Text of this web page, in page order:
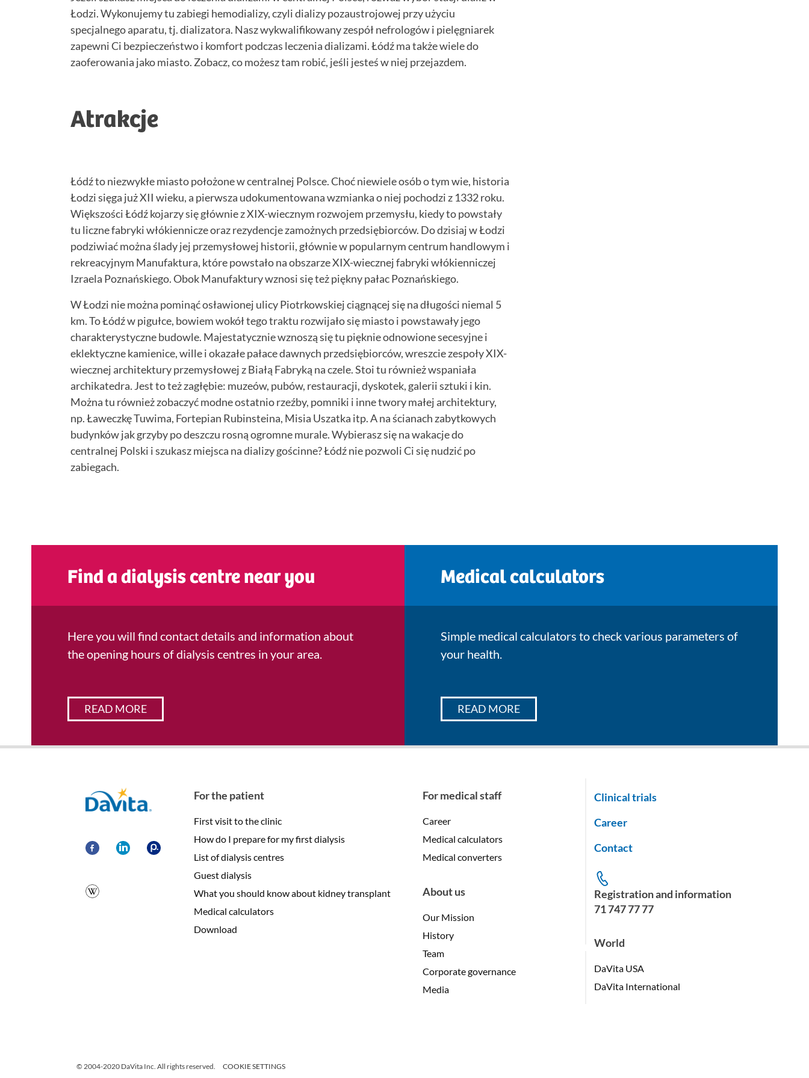
Łodzi. Wykonujemy tu zabiegi hemodializy, czyli dializy pozaustrojowej przy użyciu
specjalnego aparatu, tj. dializatora. Nasz wykwalifikowany zespół nefrologów i pielęgniarek
zapewni Ci bezpieczeństwo i komfort podczas leczenia dializami. Łódź ma także wiele do
zaoferowania jako miasto. Zobacz, co możesz tam robić, jeśli jesteś w niej przejazdem.
Atrakcje
Łódź to niezwykłe miasto położone w centralnej Polsce. Choć niewiele osób o tym wie, historia
Łodzi sięga już XII wieku, a pierwsza udokumentowana wzmianka o niej pochodzi z 1332 roku.
Większości Łódź kojarzy się głównie z XIX-wiecznym rozwojem przemysłu, kiedy to powstały
tu liczne fabryki włókiennicze oraz rezydencje zamożnych przedsiębiorców. Do dzisiaj w Łodzi
podziwiać można ślady jej przemysłowej historii, głównie w popularnym centrum handlowym i
rekreacyjnym Manufaktura, które powstało na obszarze XIX-wiecznej fabryki włókienniczej
Izraela Poznańskiego. Obok Manufaktury wznosi się też piękny pałac Poznańskiego.
W Łodzi nie można pominąć osławionej ulicy Piotrkowskiej ciągnącej się na długości niemal 5
km. To Łódź w pigułce, bowiem wokół tego traktu rozwijało się miasto i powstawały jego
charakterystyczne budowle. Majestatycznie wznoszą się tu pięknie odnowione secesyjne i
eklektyczne kamienice, wille i okazałe pałace dawnych przedsiębiorców, wreszcie zespoły XIX-
wiecznej architektury przemysłowej z Białą Fabryką na czele. Stoi tu również wspaniała
archikatedra. Jest to też zagłębie: muzeów, pubów, restauracji, dyskotek, galerii sztuki i kin.
Można tu również zobaczyć modne ostatnio rzeźby, pomniki i inne twory małej architektury,
np. Ławeczkę Tuwima, Fortepian Rubinsteina, Misia Uszatka itp. A na ścianach zabytkowych
budynków jak grzyby po deszczu rosną ogromne murale. Wybierasz się na wakacje do
centralnej Polski i szukasz miejsca na dializy gościnne? Łódź nie pozwoli Ci się nudzić po
zabiegach.
Find a dialysis centre near you
Here you will find contact details and information about
the opening hours of dialysis centres in your area.
READ MORE
Medical calculators
Simple medical calculators to check various parameters of
your health.
READ MORE
Davita For the patient
First visit to the clinic
How do I prepare for my first dialysis
List of dialysis centres
Guest dialysis
What you should know about kidney transplant
Medical calculators
Download
For medical staff
Career
Medical calculators
Medical converters
About us
Our Mission
History
Team
Corporate governance
Media
Clinical trials
Career
Contact
Registration and information
71 747 77 77
World
DaVita USA
DaVita International
© 2004-2020 DaVita Inc. All rights reserved. COOKIE SETTINGS